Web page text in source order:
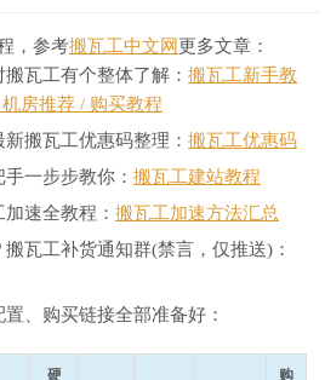
，参考搬瓦工中文网 更多文章：
搬瓦工有个整体了解： 搬瓦工新手教
房推荐 / 购买教程
新搬瓦工优惠码整理： 搬瓦工优惠码
一步步教你： 搬瓦工建站教程
加速全教程： 搬瓦工加速方法汇总
搬瓦工补货通知群(禁言，仅推送)：
置、购买链接全部准备好：
硬
购